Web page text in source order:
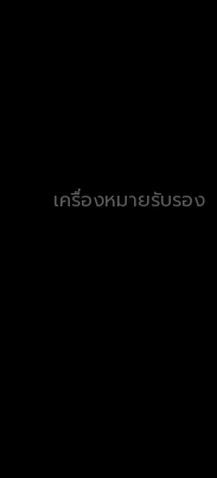
เครื่องหมายรับรอง